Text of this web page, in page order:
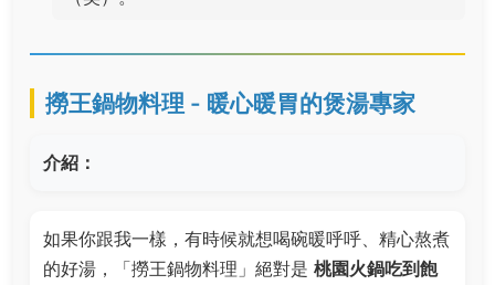
撈王鍋物料理 - 暖心暖胃的煲湯專家
介紹：
如果你跟我一樣，有時候就想喝碗暖呼呼、精心熬煮
的好湯，「撈王鍋物料理」絕對是 桃園火鍋吃到飽